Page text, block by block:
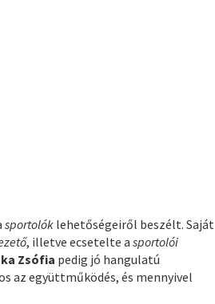
sportolók lehetőségeiről beszélt. Saját
, illetve ecsetelte asportolói
Zsófia pedig jó hangulatú
az együttműködés, és mennyivel